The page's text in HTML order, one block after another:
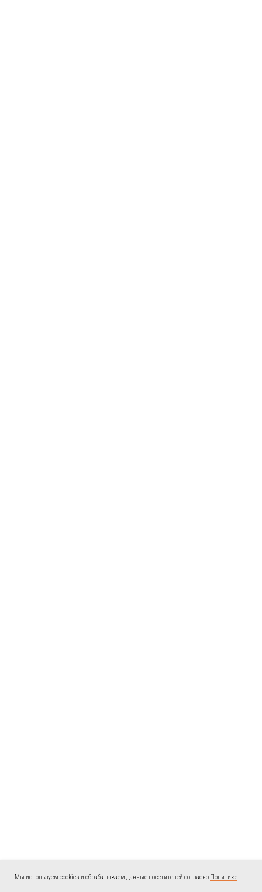
Мы используем cookies и обрабатываем данные посетителей согласно Политике.